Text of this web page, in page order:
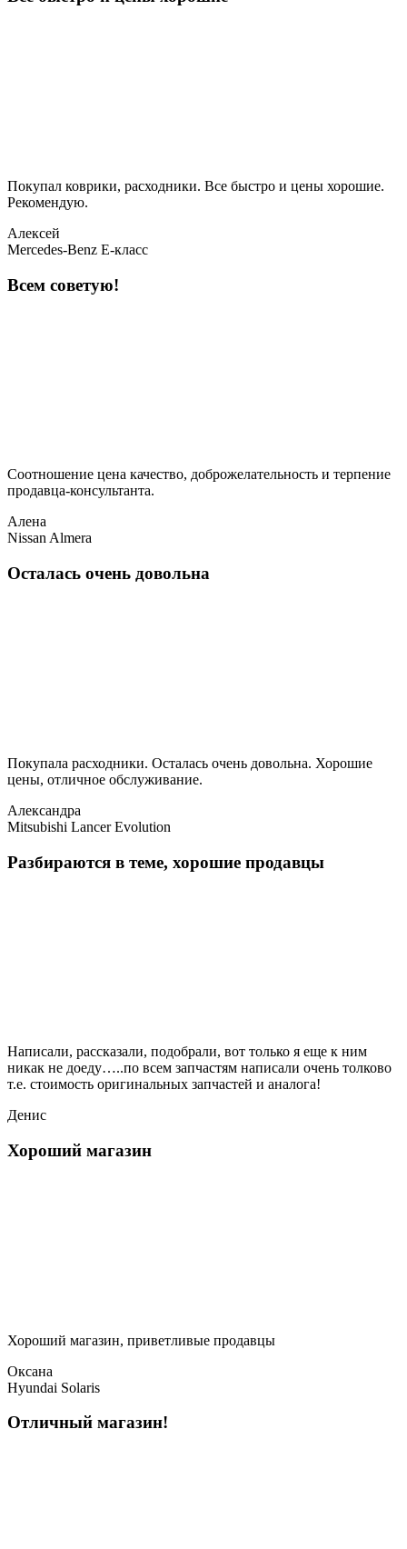
Покупал коврики, расходники. Все быстро и цены хорошие.
Рекомендую.
Алексей
Mercedes-Benz E-класс
Всем советую!
Соотношение цена качество, доброжелательность и терпение
продавца-консультанта.
Алена
Nissan Almera
Осталась очень довольна
Покупала расходники. Осталась очень довольна. Хорошие
цены, отличное обслуживание.
Александра
Mitsubishi Lancer Evolution
Разбираются в теме, хорошие продавцы
Написали, рассказали, подобрали, вот только я еще к ним
никак не доеду…..по всем запчастям написали очень толково
т.е. стоимость оригинальных запчастей и аналога!
Денис
Хороший магазин
Хороший магазин, приветливые продавцы
Оксана
Hyundai Solaris
Отличный магазин!